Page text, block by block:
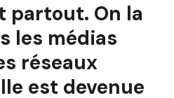
partout. On la
les médias
réseaux
est devenue